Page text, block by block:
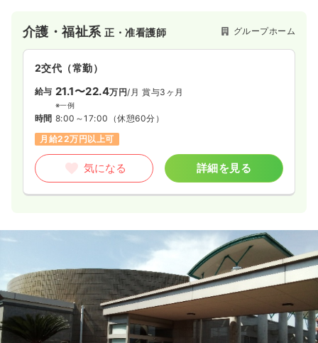
介護・福祉系正・准看護師 グループホーム
2交代（常勤）
給与 21.1〜22.4万円/月 賞与3ヶ月
※一例
時間 8:00～17:00 （休憩60分）
月給22万円以上可
気になる 詳細を見る